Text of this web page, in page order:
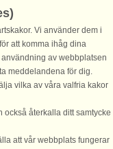
stil et stilfuldt tilflugtssted, der
afslapning og hyggeligt
for øje. Hjertet i huset ...
från 8.700 SEK
Vi använder dem i
att komma ihåg dina
av webbplatsen
meddelandena för dig.
vilka av våra valfria kakor
också återkalla ditt samtycke
att vår webbplats fungerar